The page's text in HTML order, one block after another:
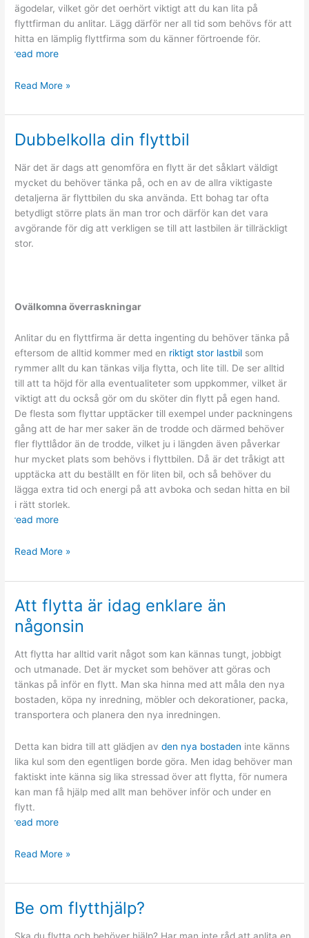
ägodelar, vilket gör det oerhört viktigt att du kan lita på
flyttfirman du anlitar. Lägg därför ner all tid som behövs för att
hitta en lämplig flyttfirma som du känner förtroende för.
read more
Välja
flyttfirma
Read More »
Dubbelkolla din flyttbil
När det är dags att genomföra en flytt är det såklart väldigt
mycket du behöver tänka på, och en av de allra viktigaste
detaljerna är flyttbilen du ska använda. Ett bohag tar ofta
betydligt större plats än man tror och därför kan det vara
avgörande för dig att verkligen se till att lastbilen är tillräckligt
stor.
Ovälkomna överraskningar
Anlitar du en flyttfirma är detta ingenting du behöver tänka på
eftersom de alltid kommer med en riktigt stor lastbil som
rymmer allt du kan tänkas vilja flytta, och lite till. De ser alltid
till att ta höjd för alla eventualiteter som uppkommer, vilket är
viktigt att du också gör om du sköter din flytt på egen hand.
De flesta som flyttar upptäcker till exempel under packningens
gång att de har mer saker än de trodde och därmed behöver
fler flyttlådor än de trodde, vilket ju i längden även påverkar
hur mycket plats som behövs i flyttbilen. Då är det tråkigt att
upptäcka att du beställt en för liten bil, och så behöver du
lägga extra tid och energi på att avboka och sedan hitta en bil
i rätt storlek.
read more
Dubbelkolla
flyttbil
Read More »
Att flytta är idag enklare än
någonsin
Att flytta har alltid varit något som kan kännas tungt, jobbigt
och utmanade. Det är mycket som behöver att göras och
tänkas på inför en flytt. Man ska hinna med att måla den nya
bostaden, köpa ny inredning, möbler och dekorationer, packa,
transportera och planera den nya inredningen.
Detta kan bidra till att glädjen avden nya bostaden inte känns
lika kul som den egentligen borde göra. Men idag behöver man
faktiskt inte känna sig lika stressad över att flytta, för numera
kan man få hjälp med allt man behöver inför och under en
flytt.
read more
Att
är
enklare
Read More »
Be om flytthjälp?
Ska du flytta och behöver hjälp? Har man inte råd att anlita en